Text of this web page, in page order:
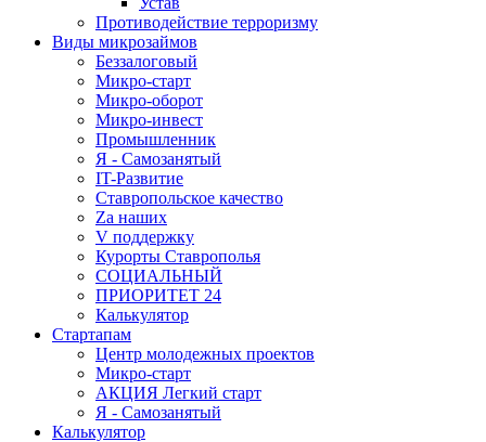
Противодействие терроризму
Виды микрозаймов
Беззалоговый
Микро-старт
Микро-оборот
Микро-инвест
Промышленник
Я - Самозанятый
IT-Развитие
Ставропольское качество
Za наших
V поддержку
Курорты Ставрополья
СОЦИАЛЬНЫЙ
ПРИОРИТЕТ 24
Калькулятор
Стартапам
Центр молодежных проектов
Микро-старт
АКЦИЯ Легкий старт
Я - Самозанятый
Калькулятор